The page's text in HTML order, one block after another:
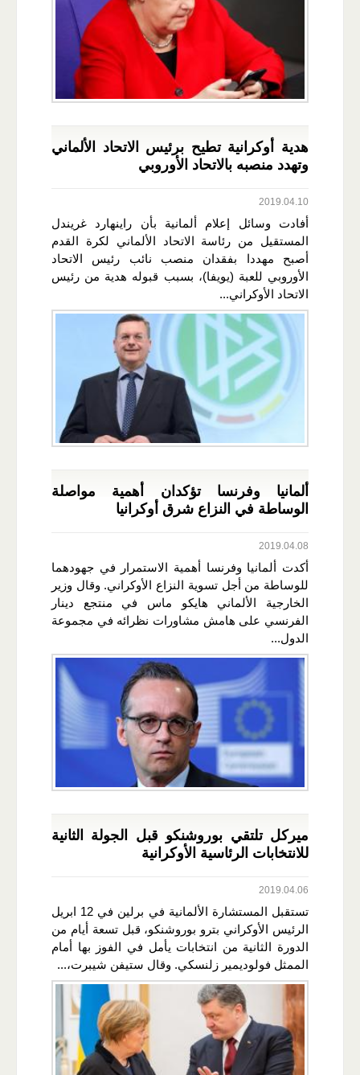
هدية أوكرانية تطيح برئيس الاتحاد الألماني
وتهدد منصبه بالاتحاد الأوروبي
2019.04.10
أفادت وسائل إعلام ألمانية بأن راينهارد غريندل
المستقيل من رئاسة الاتحاد الألماني لكرة القدم
أصبح مهددا بفقدان منصب نائب رئيس الاتحاد
الأوروبي للعبة (يويفا)، بسبب قبوله هدية من رئيس
الاتحاد الأوكراني...
ألمانيا وفرنسا تؤكدان أهمية مواصلة
الوساطة في النزاع شرق أوكرانيا
2019.04.08
أكدت ألمانيا وفرنسا أهمية الاستمرار في جهودهما
للوساطة من أجل تسوية النزاع الأوكراني. وقال وزير
الخارجية الألماني هايكو ماس في منتجع دينار
الفرنسي على هامش مشاورات نظرائه في مجموعة
الدول...
ميركل تلتقي بوروشنكو قبل الجولة الثانية
للانتخابات الرئاسية الأوكرانية
2019.04.06
تستقبل المستشارة الألمانية في برلين في 12 ابريل
الرئيس الأوكراني بترو بوروشنكو، قبل تسعة أيام من
الدورة الثانية من انتخابات يأمل في الفوز بها أمام
الممثل فولوديمير زلنسكي. وقال ستيفن شيبرت،...